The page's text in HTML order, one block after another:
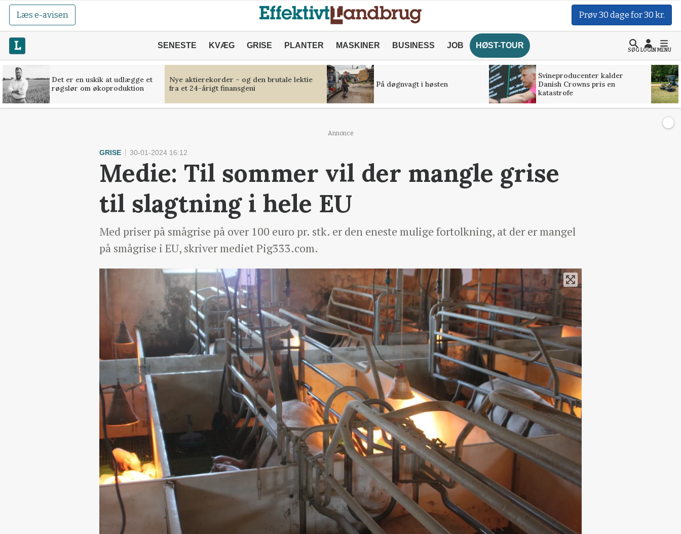
Læs e-avisen Prøv 30 dage for 30 kr.
SENESTE KVÆG GRISE PLANTER MASKINER BUSINESS JOB HØST-TOUR
SØGLOGINMENU
Det er en uskik at udlægge et
røgslør om økoproduktion
Nye aktierekorder – og den brutale lektie
fra et 24-årigt finansgeni
På døgnvagt i høsten
Svineproducenter kalder
Danish Crowns pris en
katastrofe
Annonce
GRISE 30-01-2024 16:12
Medie: Til sommer vil der mangle grise
til slagtning i hele EU
Med priser på smågrise på over 100 euro pr. stk. er den eneste mulige fortolkning, at der er mangel
på smågrise i EU, skriver mediet Pig333.com.